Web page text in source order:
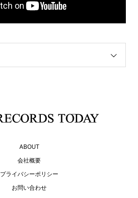
ABOUT
会社概要
プライバシーポリシー
お問い合わせ